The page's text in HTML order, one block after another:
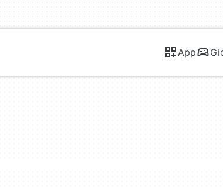
App